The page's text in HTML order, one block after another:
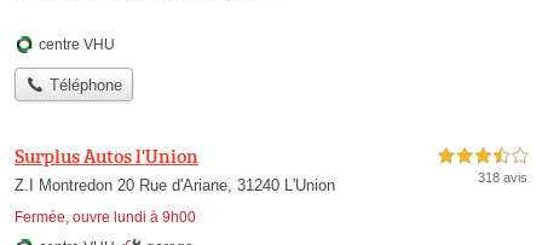
centre VHU
Téléphone
Surplus Autos l'Union
Z.I Montredon 20 Rue d'Ariane, 31240 L'Union
Fermée, ouvre lundi à 9h00
3,5 étoiles sur 5
318 avis